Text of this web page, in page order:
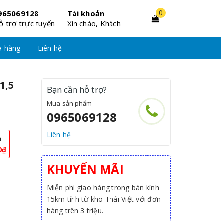
trợ trực tuyến
Tài khoản
Xin chào, Khách
0
hàng Liên hệ
Bạn cần hỗ trợ?
Mua sản phẩm
0965069128
Liên hệ
KHUYẾN MÃI
Miễn phí giao hàng trong bán kính
15km tính từ kho Thái Việt với đơn
hàng trên 3 triệu.